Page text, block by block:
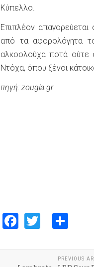
Κύπελλο.
Επιπλέον
από τα αφορολόγητα
αλκοολούχα ποτά ούτε
Ντόχα, όπου ξένοι
πηγή: zougla.gr
Facebook
Twitter
PREVIOUS